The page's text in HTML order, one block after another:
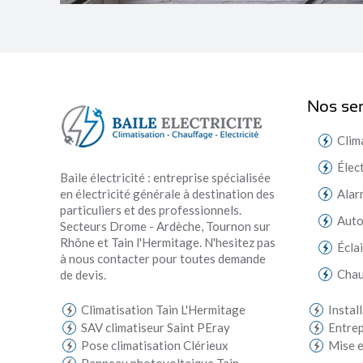
Baile électricité : entreprise spécialisée
en électricité générale à destination des
particuliers et des professionnels.
Secteurs Drome - Ardèche, Tournon sur
Rhône et Tain l'Hermitage. N'hesitez pas
à nous contacter pour toutes demande
de devis.
Climatisation Tain L'Hermitage
SAV climatiseur Saint PEray
Pose climatisation Clérieux
Nos
Mise